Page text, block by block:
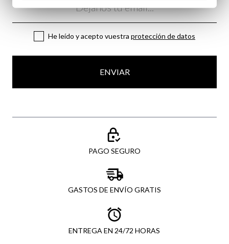
He leído y acepto vuestra protección de datos
ENVIAR
PAGO SEGURO
GASTOS DE ENVÍO GRATIS
ENTREGA EN 24/72 HORAS